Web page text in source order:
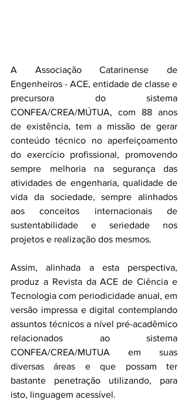
A Associação Catarinense de
Engenheiros - ACE, entidade de classe e
precursora do sistema
CONFEA/CREA/MÚTUA, com 88 anos
de existência, tem a missão de gerar
conteúdo técnico no aperfeiçoamento
do exercício profissional, promovendo
sempre melhoria na segurança das
atividades de engenharia, qualidade de
vida da sociedade, sempre alinhados
aos conceitos internacionais de
sustentabilidade e seriedade nos
projetos e realização dos mesmos.
Assim, alinhada a esta perspectiva,
produz a Revista da ACE de Ciência e
Tecnologia com periodicidade anual, em
versão impressa e digital contemplando
assuntos técnicos a nível pré-acadêmico
relacionados ao sistema
CONFEA/CREA/MUTUA em suas
diversas áreas e que possam ter
bastante penetração utilizando, para
isto, linguagem acessível.